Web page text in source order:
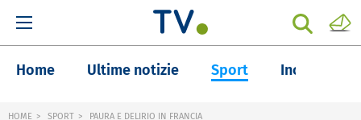
Home Ultime notizie Sport Inchieste
HOME SPORT PAURA E DELIRIO IN FRANCIA